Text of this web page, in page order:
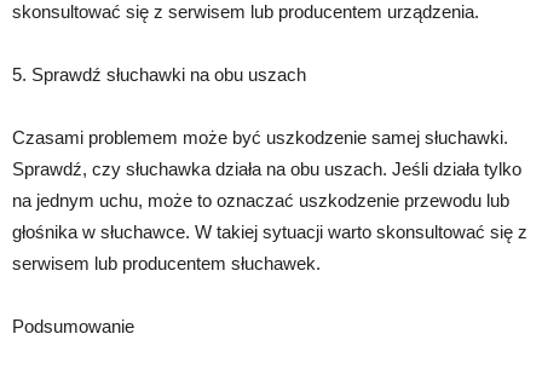
skonsultować się z serwisem lub producentem urządzenia.
5. Sprawdź słuchawki na obu uszach
Czasami problemem może być uszkodzenie samej słuchawki.
Sprawdź, czy słuchawka działa na obu uszach. Jeśli działa tylko
na jednym uchu, może to oznaczać uszkodzenie przewodu lub
głośnika w słuchawce. W takiej sytuacji warto skonsultować się z
serwisem lub producentem słuchawek.
Podsumowanie